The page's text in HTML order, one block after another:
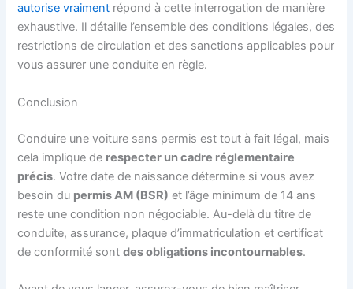
autorise vraiment répond à cette interrogation de manière
exhaustive. Il détaille l’ensemble des conditions légales, des
restrictions de circulation et des sanctions applicables pour
vous assurer une conduite en règle.
Conclusion
Conduire une voiture sans permis est tout à fait légal, mais
cela implique de respecter un cadre réglementaire
précis. Votre date de naissance détermine si vous avez
besoin du permis AM (BSR) et l’âge minimum de 14 ans
reste une condition non négociable. Au-delà du titre de
conduite, assurance, plaque d’immatriculation et certificat
de conformité sontdes obligations incontournables.